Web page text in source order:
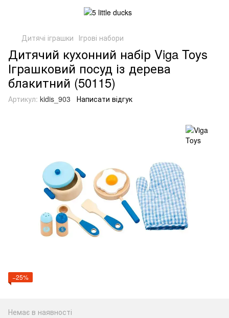
Дитячі іграшки Ігрові набори
Дитячий кухонний набір Viga Toys
Іграшковий посуд із дерева
блакитний (50115)
Артикул: kidis_903 Написати відгук
−25%
Немає в наявності